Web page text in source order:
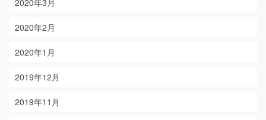
2020年3月
2020年2月
2020年1月
2019年12月
2019年11月